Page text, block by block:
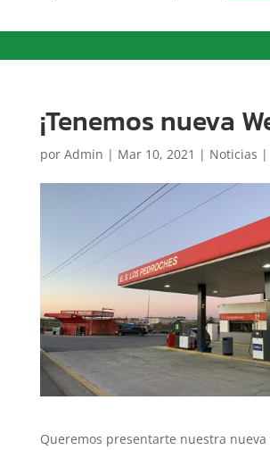
¡Tenemos nueva
por Admin | Mar 10, 2021 | Noticias |
Queremos presentarte nuestra